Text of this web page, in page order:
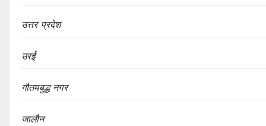
उत्तर प्रदेश
उरई
गौतमबुद्ध नगर
जालौन